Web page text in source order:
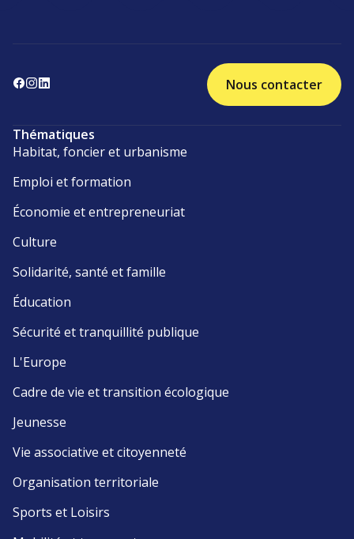
Nous contacter
Thématiques
Habitat, foncier et urbanisme
Emploi et formation
Économie et entrepreneuriat
Culture
Solidarité, santé et famille
Éducation
Sécurité et tranquillité publique
L'Europe
Cadre de vie et transition écologique
Jeunesse
Vie associative et citoyenneté
Organisation territoriale
Sports et Loisirs